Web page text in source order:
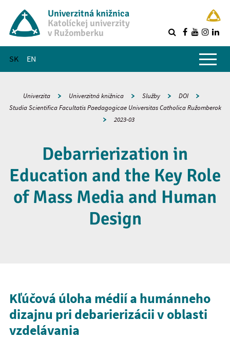
Univerzitná knižnica
Katolíckej univerzity
v Ružomberku
SK EN
Hlavné menu
Univerzita Univerzitná knižnica Služby
DOI
Studia Scientifica Facultatis Paedagogicae Universitas Catholica Ružomberok
2023-03
Debarrierization in
Education and the Key Role
of Mass Media and Human
Design
Kľúčová úloha médií a humánneho
dizajnu pri debarierizácii v oblasti
vzdelávania